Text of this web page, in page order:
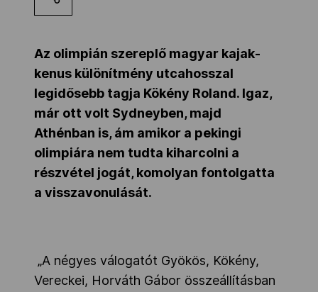
Társszervezetek
OVEP
Adatbank
Az olimpián szereplő magyar kajak-
kenus különítmény utcahosszal
legidősebb tagja Kökény Roland. Igaz,
már ott volt Sydneyben, majd
Athénban is, ám amikor a pekingi
olimpiára nem tudta kiharcolni a
részvétel jogát, komolyan fontolgatta
a visszavonulását.
„A négyes válogatót Gyökös, Kökény,
Vereckei, Horváth Gábor összeállításban